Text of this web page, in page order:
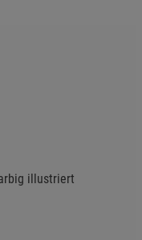
illustriert